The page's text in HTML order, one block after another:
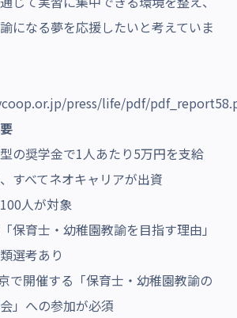
になる夢を応援したいと考えていま
press/life/pdf/
の奨学金で1人あたり5万円を支給
すべてネオキャリアが出資
人が対象
保育士・幼稚園教諭を目指す理由」
選考あり
で開催する「保育士・幼稚園教諭の
」への参加が必須